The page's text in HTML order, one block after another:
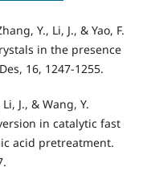
Y., Li, J., & Yao, F.
in the presence
16, 1247-1255.
J., & Wang, Y.
in catalytic fast
acid pretreatment.